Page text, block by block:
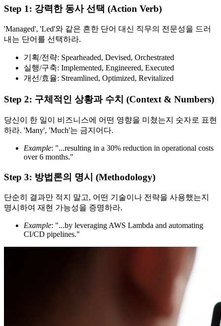
Step 1: 강력한 동사 선택 (Action Verb)
'Managed', 'Led'와 같은 흔한 단어 대신 직무의 전문성을 드러
내는 단어를 선택하라.
기획/전략: Spearheaded, Devised, Orchestrated
실행/구축: Implemented, Engineered, Executed
개선/효율: Streamlined, Optimized, Revitalized
Step 2: 구체적인 상황과 수치 (Context & Numbers)
당신이 한 일이 비즈니스에 어떤 영향을 미쳤는지 숫자로 표현
하라. 'Many', 'Much'는 금지어다.
Example: "...resulting in a 30% reduction in operational costs
over 6 months."
Step 3: 방법론의 명시 (Methodology)
단순히 결과만 적지 말고, 어떤 기술이나 전략을 사용했는지
명시하여 재현 가능성을 증명하라.
Example: "...by leveraging AWS Lambda and automating
CI/CD pipelines."